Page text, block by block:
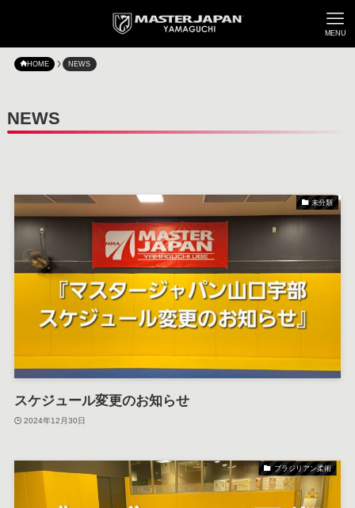
MENU
HOME NEWS
NEWS
未分類
スケジュール変更のお知らせ
2024年12月30日
ブラジリアン柔術